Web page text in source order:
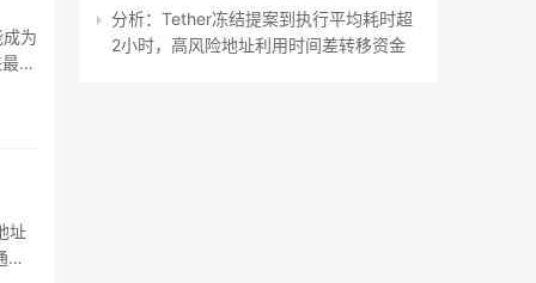
为
低
址
过
分析：Tether冻结提案到执行平均耗时超
2小时，高风险地址利用时间差转移资金